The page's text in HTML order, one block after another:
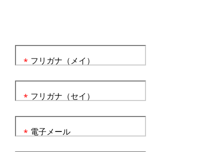
フリガナ（メイ）
*
フリガナ（セイ）
*
電子メール
*